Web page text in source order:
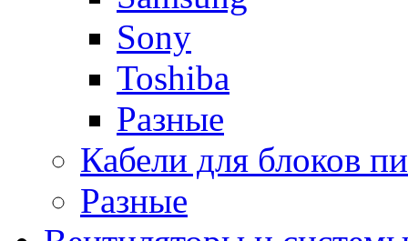
Sony
Toshiba
Разные
Кабели для блоков
Разные